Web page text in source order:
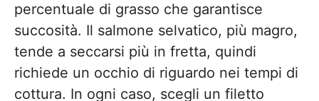
percentuale di grasso che garantisce
succosità. Il salmone selvatico, più magro,
tende a seccarsi più in fretta, quindi
richiede un occhio di riguardo nei tempi di
cottura. In ogni caso, scegli un filetto